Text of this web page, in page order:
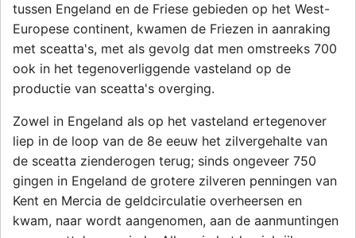
tussen Engeland en de Friese gebieden op het West-
Europese continent, kwamen de Friezen in aanraking
met sceatta's, met als gevolg dat men omstreeks 700
ook in het tegenoverliggende vasteland op de
productie van sceatta's overging.
Zowel in Engeland als op het vasteland ertegenover
liep in de loop van de 8e eeuw het zilvergehalte van
de sceatta zienderogen terug; sinds ongeveer 750
gingen in Engeland de grotere zilveren penningen van
Kent en Mercia de geldcirculatie overheersen en
kwam, naar wordt aangenomen, aan de aanmuntingen